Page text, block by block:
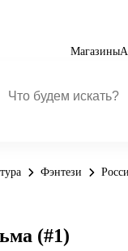
Магазины
Фэнтези
(#1)